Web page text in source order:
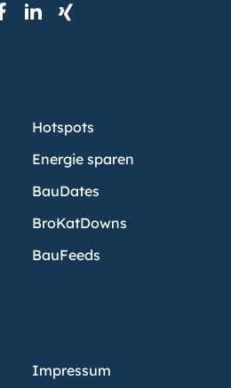
Hotspots
Energie sparen
BauDates
BroKatDowns
BauFeeds
Impressum